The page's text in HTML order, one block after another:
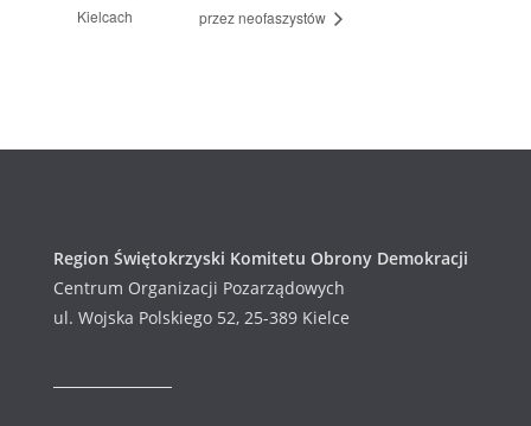
Kielcach
przez neofaszystów
Region Świętokrzyski Komitetu Obrony Demokracji
Centrum Organizacji Pozarządowych
ul. Wojska Polskiego 52, 25-389 Kielce